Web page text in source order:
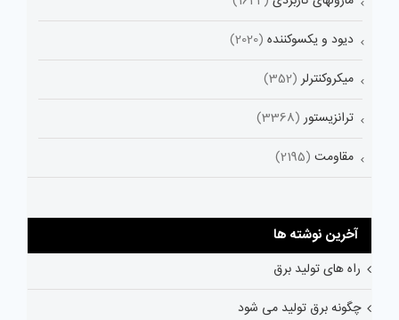
دیود و یکسوکننده (2020)
میکروکنترلر (352)
ترانزیستور (3368)
مقاومت (2195)
آخرین نوشته ها
راه های تولید برق
چگونه برق تولید می شود